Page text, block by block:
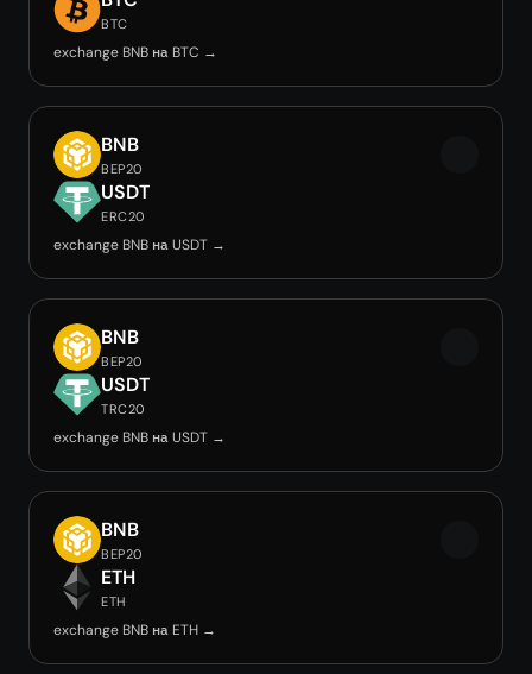
BTC
exchange BNB на BTC →
BNB
BEP20
USDT
ERC20
exchange BNB на USDT →
BNB
BEP20
USDT
TRC20
exchange BNB на USDT →
BNB
BEP20
ETH
ETH
exchange BNB на ETH →